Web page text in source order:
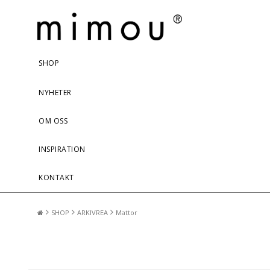
SHOP
NYHETER
OM OSS
INSPIRATION
KONTAKT
SHOP ARKIVREA Mattor